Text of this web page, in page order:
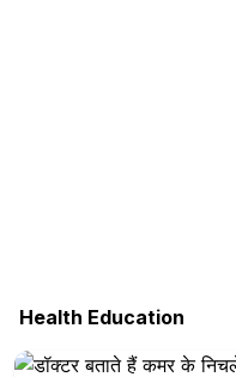
Health Education